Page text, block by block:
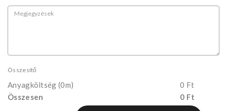
Összesítő
Anyagköltség (0m)
0 Ft
Összesen
0 Ft